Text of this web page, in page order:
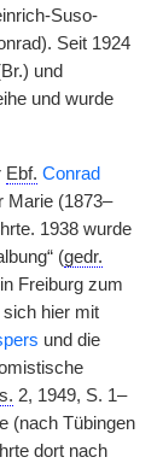
Suso-
Seit 1924
und
und wurde
Ebf. Conrad
Marie (1873–
1938 wurde
(gedr.
in Freiburg zum
sich hier mit
und die
2, 1949, S. 1–
(nach Tübingen
dort nach